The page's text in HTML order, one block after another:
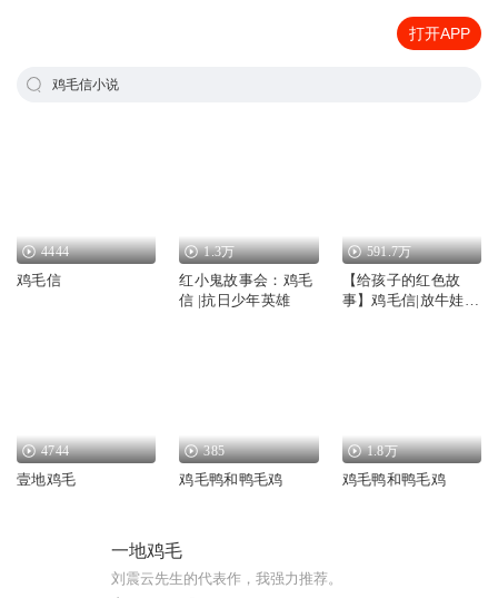
打开APP
鸡毛信小说
4444
鸡毛信
1.3万
红小鬼故事会：鸡毛
信 |抗日少年英雄
591.7万
【给孩子的红色故
事】鸡毛信|放牛娃王
4744
壹地鸡毛
385
鸡毛鸭和鸭毛鸡
1.8万
鸡毛鸭和鸭毛鸡
一地鸡毛
刘震云先生的代表作，我强力推荐。